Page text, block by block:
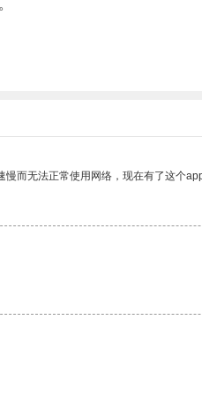
而无法正常使用网络，现在有了这个